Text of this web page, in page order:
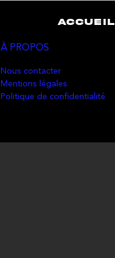
ACCUEIL
À PROPOS
Nous contacter
Mentions légales
Politique de confidentialité